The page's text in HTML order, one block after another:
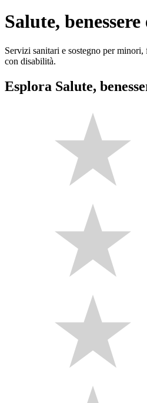
Salute, benessere
Servizi sanitari e sostegno per
con disabilità.
Esplora Salute,